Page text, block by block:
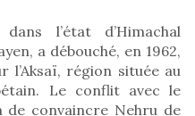
l’état d’Himachal
a débouché, en 1962,
région située au
Le conflit avec le
de convaincre Nehru de